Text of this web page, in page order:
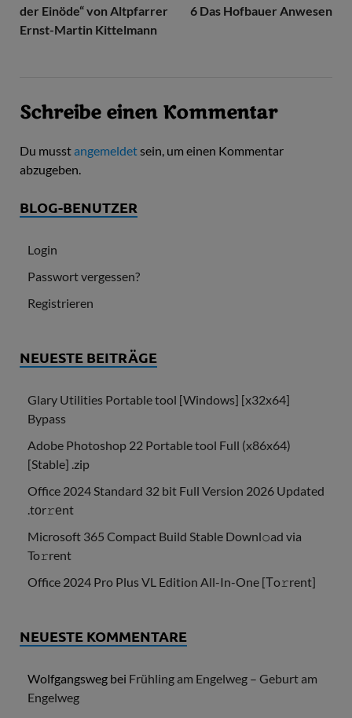
der Einöde“ von Altpfarrer
Ernst-Martin Kittelmann
6 Das Hofbauer Anwesen
Schreibe einen Kommentar
Du musstangemeldetsein, um einen Kommentar
abzugeben.
BLOG-BENUTZER
Login
Passwort vergessen?
Registrieren
NEUESTE BEITRÄGE
Glary Utilities Portable tool [Windows] [x32x64]
Bypass
Adobe Photoshop 22 Portable tool Full (x86x64)
[Stable] .zip
Office 2024 Standard 32 bit Full Version 2026 Updated
.tоr𝚛еnt
Microsoft 365 Compact Build Stable Downl𝚘ad via
To𝚛rent
Office 2024 Pro Plus VL Edition All-In-One [Тo𝚛rent]
NEUESTE KOMMENTARE
Wolfgangsweg bei Frühling am Engelweg – Geburt am
Engelweg